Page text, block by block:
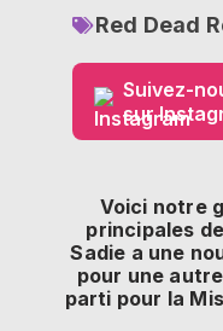
Red Dead
Suivez-
sur
Voici notre
principales
Sadie a une
pour une
parti pour la